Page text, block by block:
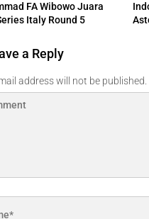
FA Wibowo Juara
Italy Round 5
a Reply
address will not be published.